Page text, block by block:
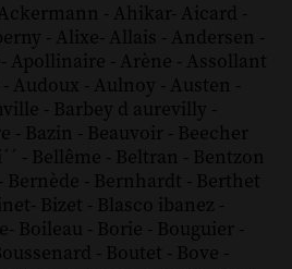
- Ahikar- Aicard -
- Alixe- Allais - Andersen -
- Apollinaire - Arène - Assollant
- Audoux - Aulnoy - Austen -
- Barbey d aurevilly -
- Bazin - Beauvoir - Beecher
- Bellême - Beltran - Bentzon
- Bernède - Bernhardt - Berthet
- Bizet - Blasco ibanez -
- Boileau - Borie - Bouguier -
- Boutet - Bove -